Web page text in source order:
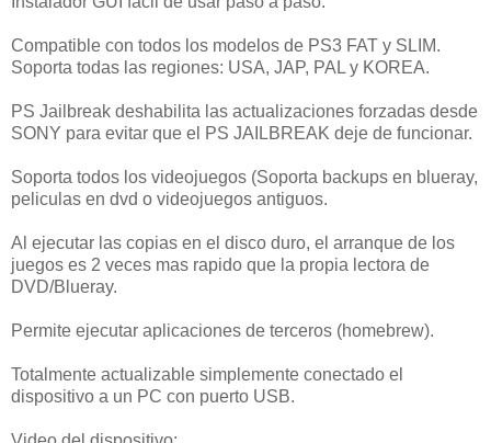
Compatible con todos los modelos de PS3 FAT y SLIM.
Soporta todas las regiones: USA, JAP, PAL y KOREA.
PS Jailbreak deshabilita las actualizaciones forzadas desde
SONY para evitar que el PS JAILBREAK deje de funcionar.
Soporta todos los videojuegos (Soporta backups en blueray,
peliculas en dvd o videojuegos antiguos.
Al ejecutar las copias en el disco duro, el arranque de los
juegos es 2 veces mas rapido que la propia lectora de
DVD/Blueray.
Permite ejecutar aplicaciones de terceros (homebrew).
Totalmente actualizable simplemente conectado el
dispositivo a un PC con puerto USB.